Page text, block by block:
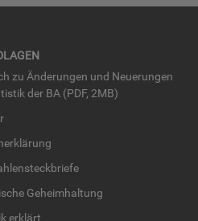
zu Än­de­run­gen und Neue­run­gen
der BA (PDF, 2MB)
Ge­heim­hal­tung
er­klärt